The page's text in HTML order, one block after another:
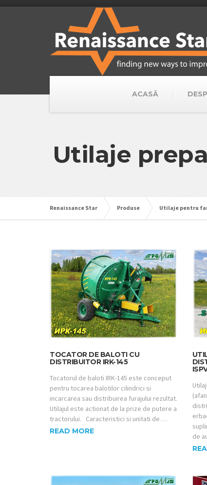
ACASĂ
Utilaje
Renaissance Star Produse Utilaje pentru
TOCATOR DE BALOTI CU
DISTRIBUITOR IRK-145
Tocatorul de baloti IRK-145 este conceput
pentru tocarea balotilor cilindrici si
incarcarea sau distribuirea furajului rezultat.
Utilajul este actionat de la prize de putere a
tractorului. Caracteristici si unitati de …
READ MORE
de